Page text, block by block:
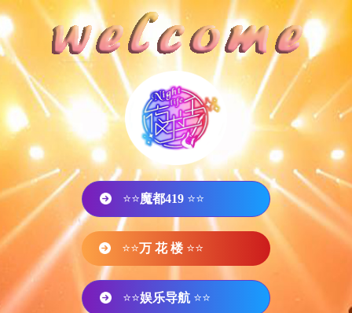
⭐⭐魔都419 ⭐⭐
⭐⭐万 花 楼 ⭐⭐
⭐⭐娱乐导航 ⭐⭐